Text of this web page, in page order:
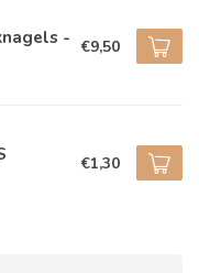
- €9,50
€1,30